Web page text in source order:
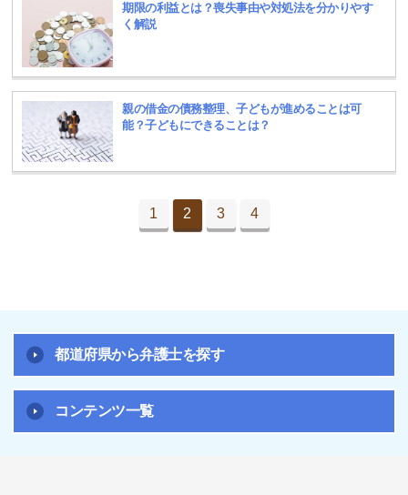
期限の利益とは？喪失事由や対処法を分かりやす
く解説
親の借金の債務整理、子どもが進めることは可
能？子どもにできることは？
1 2 3 4
都道府県から弁護士を探す
コンテンツ一覧